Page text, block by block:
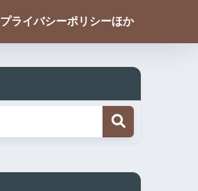
プライバシーポリシーほか